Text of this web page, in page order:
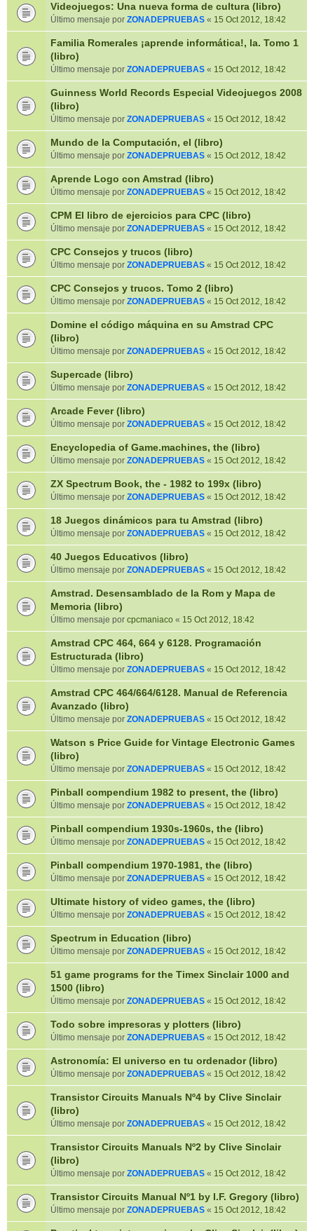
Videojuegos: Una nueva forma de cultura (libro)
Último mensaje por ZONADEPRUEBAS « 15 Oct 2012, 18:42
Familia Romerales ¡aprende informática!, la. Tomo 1
(libro)
Último mensaje por ZONADEPRUEBAS « 15 Oct 2012, 18:42
Guinness World Records Especial Videojuegos 2008
(libro)
Último mensaje por ZONADEPRUEBAS « 15 Oct 2012, 18:42
Mundo de la Computación, el (libro)
Último mensaje por ZONADEPRUEBAS « 15 Oct 2012, 18:42
Aprende Logo con Amstrad (libro)
Último mensaje por ZONADEPRUEBAS « 15 Oct 2012, 18:42
CPM El libro de ejercicios para CPC (libro)
Último mensaje por ZONADEPRUEBAS « 15 Oct 2012, 18:42
CPC Consejos y trucos (libro)
Último mensaje por ZONADEPRUEBAS « 15 Oct 2012, 18:42
CPC Consejos y trucos. Tomo 2 (libro)
Último mensaje por ZONADEPRUEBAS « 15 Oct 2012, 18:42
Domine el código máquina en su Amstrad CPC
(libro)
Último mensaje por ZONADEPRUEBAS « 15 Oct 2012, 18:42
Supercade (libro)
Último mensaje por ZONADEPRUEBAS « 15 Oct 2012, 18:42
Arcade Fever (libro)
Último mensaje por ZONADEPRUEBAS « 15 Oct 2012, 18:42
Encyclopedia of Game.machines, the (libro)
Último mensaje por ZONADEPRUEBAS « 15 Oct 2012, 18:42
ZX Spectrum Book, the - 1982 to 199x (libro)
Último mensaje por ZONADEPRUEBAS « 15 Oct 2012, 18:42
18 Juegos dinámicos para tu Amstrad (libro)
Último mensaje por ZONADEPRUEBAS « 15 Oct 2012, 18:42
40 Juegos Educativos (libro)
Último mensaje por ZONADEPRUEBAS « 15 Oct 2012, 18:42
Amstrad. Desensamblado de la Rom y Mapa de
Memoria (libro)
Último mensaje por cpcmaniaco « 15 Oct 2012, 18:42
Amstrad CPC 464, 664 y 6128. Programación
Estructurada (libro)
Último mensaje por ZONADEPRUEBAS « 15 Oct 2012, 18:42
Amstrad CPC 464/664/6128. Manual de Referencia
Avanzado (libro)
Último mensaje por ZONADEPRUEBAS « 15 Oct 2012, 18:42
Watson s Price Guide for Vintage Electronic Games
(libro)
Último mensaje por ZONADEPRUEBAS « 15 Oct 2012, 18:42
Pinball compendium 1982 to present, the (libro)
Último mensaje por ZONADEPRUEBAS « 15 Oct 2012, 18:42
Pinball compendium 1930s-1960s, the (libro)
Último mensaje por ZONADEPRUEBAS « 15 Oct 2012, 18:42
Pinball compendium 1970-1981, the (libro)
Último mensaje por ZONADEPRUEBAS « 15 Oct 2012, 18:42
Ultimate history of video games, the (libro)
Último mensaje por ZONADEPRUEBAS « 15 Oct 2012, 18:42
Spectrum in Education (libro)
Último mensaje por ZONADEPRUEBAS « 15 Oct 2012, 18:42
51 game programs for the Timex Sinclair 1000 and
1500 (libro)
Último mensaje por ZONADEPRUEBAS « 15 Oct 2012, 18:42
Todo sobre impresoras y plotters (libro)
Último mensaje por ZONADEPRUEBAS « 15 Oct 2012, 18:42
Astronomía: El universo en tu ordenador (libro)
Último mensaje por ZONADEPRUEBAS « 15 Oct 2012, 18:42
Transistor Circuits Manuals Nº4 by Clive Sinclair
(libro)
Último mensaje por ZONADEPRUEBAS « 15 Oct 2012, 18:42
Transistor Circuits Manuals Nº2 by Clive Sinclair
(libro)
Último mensaje por ZONADEPRUEBAS « 15 Oct 2012, 18:42
Transistor Circuits Manual Nº1 by I.F. Gregory (libro)
Último mensaje por ZONADEPRUEBAS « 15 Oct 2012, 18:42